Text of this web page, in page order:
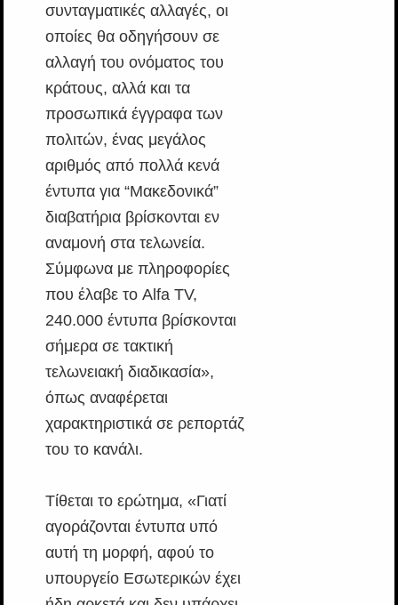
συνταγματικές αλλαγές, οι
οποίες θα οδηγήσουν σε
αλλαγή του ονόματος του
κράτους, αλλά και τα
προσωπικά έγγραφα των
πολιτών, ένας μεγάλος
αριθμός από πολλά κενά
έντυπα για “Μακεδονικά”
διαβατήρια βρίσκονται εν
αναμονή στα τελωνεία.
Σύμφωνα με πληροφορίες
που έλαβε το Alfa TV,
240.000 έντυπα βρίσκονται
σήμερα σε τακτική
τελωνειακή διαδικασία»,
όπως αναφέρεται
χαρακτηριστικά σε ρεπορτάζ
του το κανάλι.
Τίθεται το ερώτημα, «Γιατί
αγοράζονται έντυπα υπό
αυτή τη μορφή, αφού το
υπουργείο Εσωτερικών έχει